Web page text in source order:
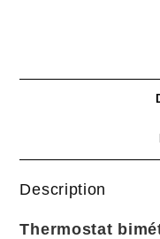
Description
Thermostat